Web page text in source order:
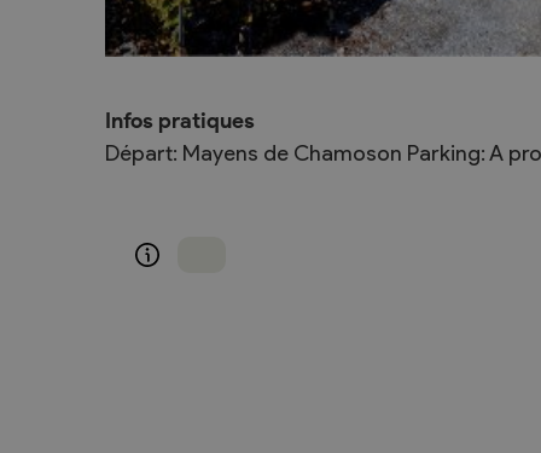
Infos pratiques
Départ: Mayens de Chamoson Parking: A